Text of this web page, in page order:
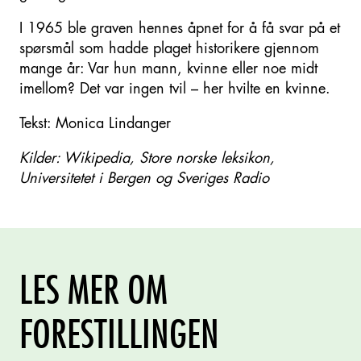
I 1965 ble graven hennes åpnet for å få svar på et
spørsmål som hadde plaget historikere gjennom
mange år: Var hun mann, kvinne eller noe midt
imellom? Det var ingen tvil – her hvilte en kvinne.
Tekst: Monica Lindanger
Kilder: Wikipedia, Store norske leksikon,
Universitetet i Bergen og Sveriges Radio
LES MER OM
FORESTILLINGEN